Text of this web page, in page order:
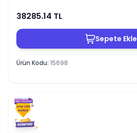
38285.14 TL
Sepete Ekle
Ürün Kodu: 15698